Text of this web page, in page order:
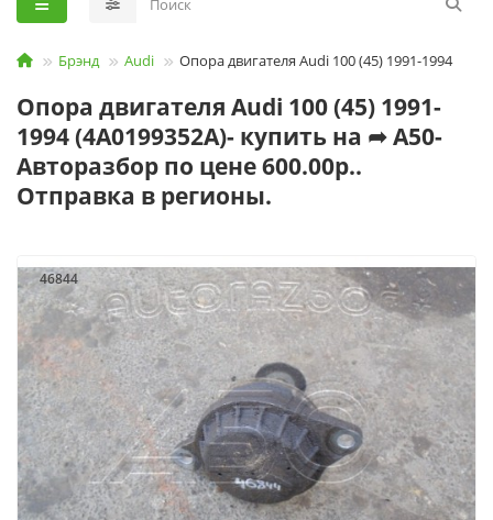
Брэнд Audi Опора двигателя Audi 100 (45) 1991-1994
Опора двигателя Audi 100 (45) 1991-
1994 (4A0199352A)- купить на ➦ А50-
Авторазбор по цене 600.00р..
Отправка в регионы.
46844